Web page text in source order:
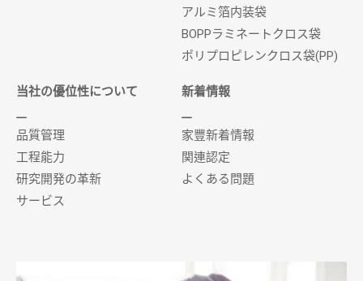
アルミ箔内装袋
BOPPラミネートクロス袋
ポリプロピレンクロス袋(PP)
当社の優位性について
品質管理
工程能力
研究開発の革新
サービス
新着情報
家豐新着情報
関連認定
よくある問題